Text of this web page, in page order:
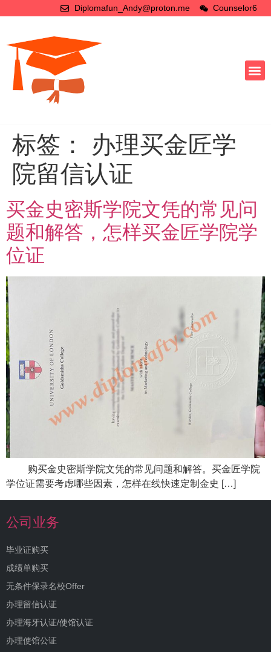
Diplomafun_Andy@proton.me Counselor6
标签： 办理买金匠学
院留信认证
买金史密斯学院文凭的常见问
题和解答，怎样买金匠学院学
位证
购买金史密斯学院文凭的常见问题和解答。买金匠学院
学位证需要考虑哪些因素，怎样在线快速定制金史 […]
公司业务
毕业证购买
成绩单购买
无条件保录名校Offer
办理留信认证
办理海牙认证/使馆认证
办理使馆公证